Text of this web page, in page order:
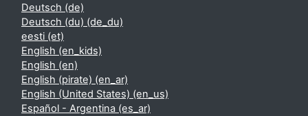
Deutsch ‎(de)‎
Deutsch (du) ‎(de_du)‎
eesti ‎(et)‎
English ‎(en_kids)‎
English ‎(en)‎
English (pirate) ‎(en_ar)‎
English (United States) ‎(en_us)‎
Español - Argentina ‎(es_ar)‎